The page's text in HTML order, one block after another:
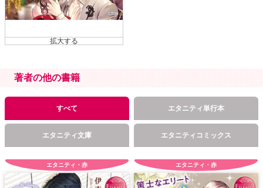
著者の他の書籍
すべて エタニティ単行本
エタニティ文庫 エタニティコミックス
エタニティ・赤 エタニティ・赤